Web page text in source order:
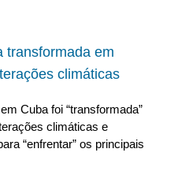
transformada em
climáticas
Cuba foi “transformada”
climáticas e
“enfrentar” os principais